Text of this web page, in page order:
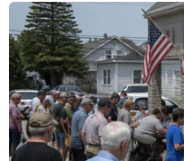
tiễn các "chiến
10/02/2020 08:23
Những ngày qua, hình
tỉnh, thành Trung Quốc
xúc động với cộng đồng